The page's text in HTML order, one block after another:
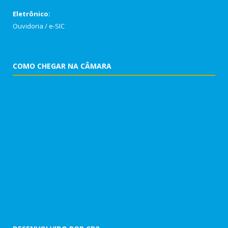
Eletrônico:
Ouvidoria /e-SIC
COMO CHEGAR NA CÂMARA